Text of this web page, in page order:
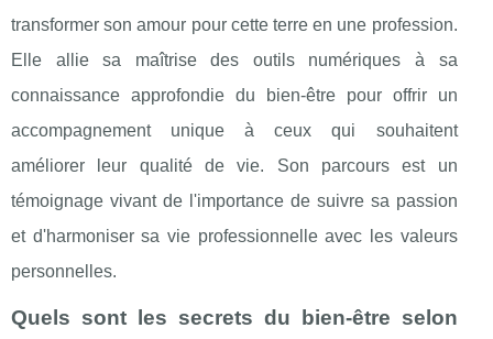
transformer son amour pour cette terre en une profession.
Elle allie sa maîtrise des outils numériques à sa
connaissance approfondie du bien-être pour offrir un
accompagnement unique à ceux qui souhaitent
améliorer leur qualité de vie. Son parcours est un
témoignage vivant de l'importance de suivre sa passion
et d'harmoniser sa vie professionnelle avec les valeurs
personnelles.
Quels sont les secrets du bien-être selon